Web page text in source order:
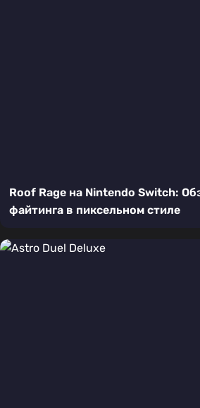
Roof Rage на Nintendo Switch:
файтинга в пиксельном стиле